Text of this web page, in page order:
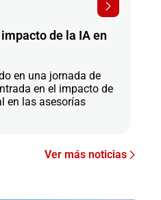
de la IA en
en una jornada de
en el impacto de
en las asesorías
Ver más noticias